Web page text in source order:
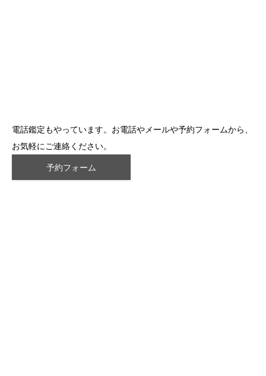
電話鑑定もやっています。お電話やメールや予約フォームから、
お気軽にご連絡ください。
予約フォーム